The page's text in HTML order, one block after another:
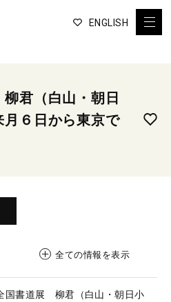
ENGLISH
君（白山・朝日
６日から東京で
全ての情報を表示
国書道展 柳君（白山・朝日小